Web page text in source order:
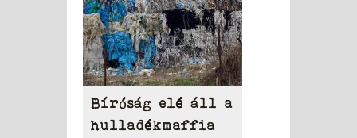
Bíróság elé áll a
hulladékmaffia